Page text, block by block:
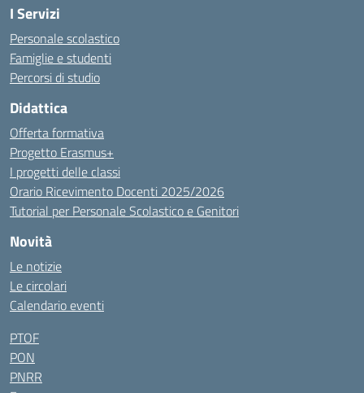
I Servizi
Personale scolastico
Famiglie e studenti
Percorsi di studio
Didattica
Offerta formativa
Progetto Erasmus+
I progetti delle classi
Orario Ricevimento Docenti 2025/2026
Tutorial per Personale Scolastico e Genitori
Novità
Le notizie
Le circolari
Calendario eventi
PTOF
PON
PNRR